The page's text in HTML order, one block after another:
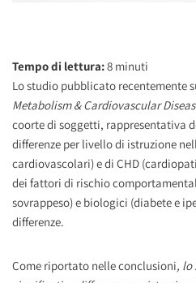
Tempo di lettura:8 minuti
Lo studio pubblicato recentemente
Metabolism & Cardiovascular
coorte di soggetti, rappresentativa
differenze per livello di istruzione
cardiovascolari) e di CHD
dei fattori di rischio
sovrappeso) e biologici (diabete e
differenze.
Come riportato nelle conclusioni, lo